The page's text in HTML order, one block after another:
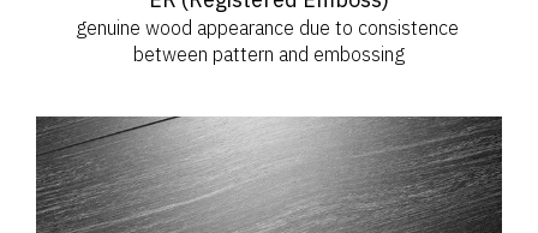
genuine wood appearance due to consistence
between pattern and embossing